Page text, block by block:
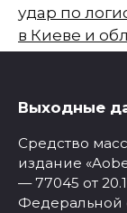
удар по
в Киеве и
Выходные
Средство
издание
— 77045 от
Федеральной